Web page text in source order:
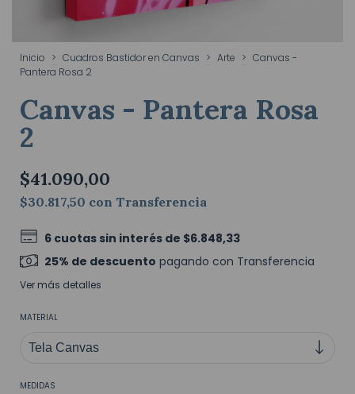
Inicio > Cuadros Bastidor en Canvas > Arte > Canvas -
Pantera Rosa 2
Canvas - Pantera Rosa
2
$41.090,00
$30.817,50 con Transferencia
6 cuotas sin interés de $6.848,33
25% de descuento pagando con Transferencia
Ver más detalles
MATERIAL
MEDIDAS